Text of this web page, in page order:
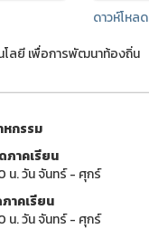
ดาวห์โหลด
ลยี เพื่อการพัฒนาท้องถิ่น
หกรรม
ภาคเรียน
น. วัน จันทร์ - ศุกร์
าคเรียน
น. วัน จันทร์ - ศุกร์